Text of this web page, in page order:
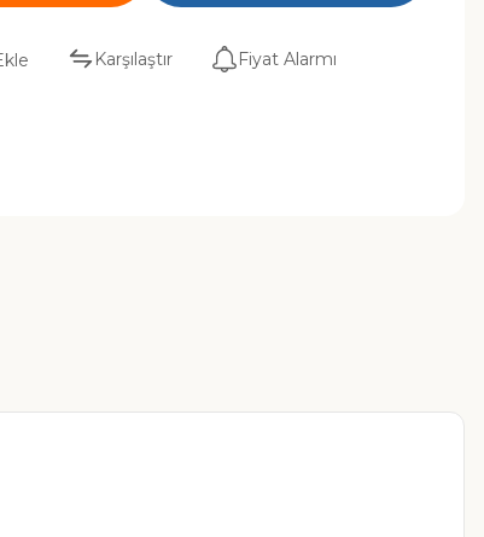
Karşılaştır Fiyat Alarmı